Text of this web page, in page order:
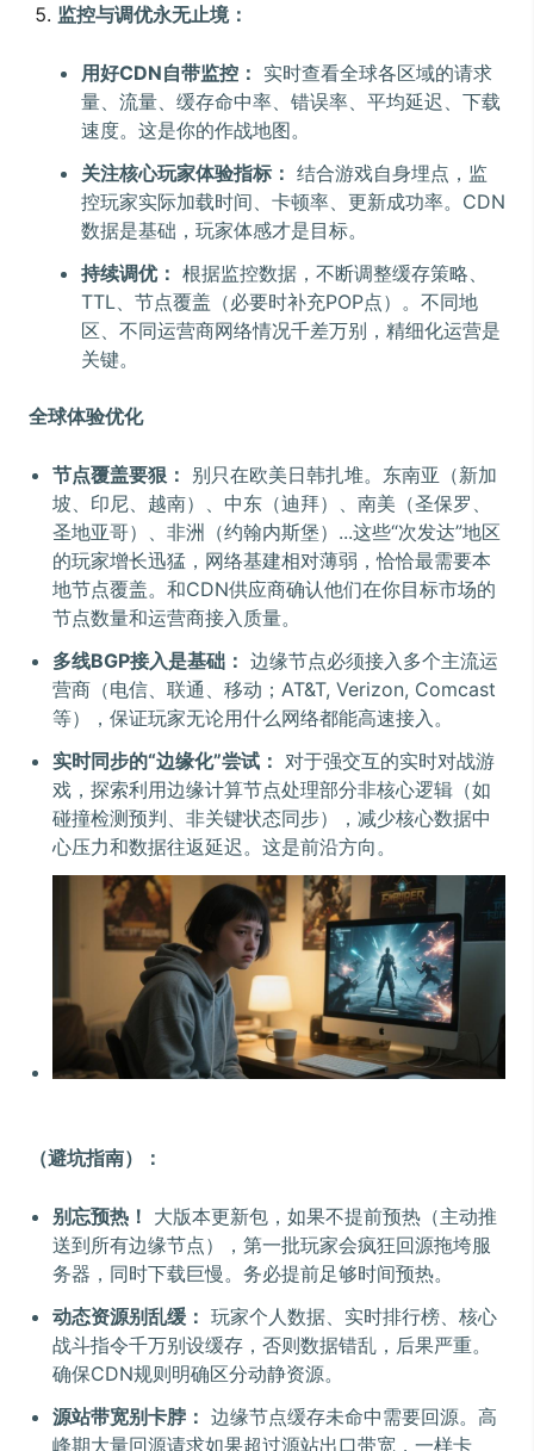
监控与调优永无止境：
用好CDN自带监控： 实时查看全球各区域的请求
量、流量、缓存命中率、错误率、平均延迟、下载
速度。这是你的作战地图。
关注核心玩家体验指标： 结合游戏自身埋点，监
控玩家实际加载时间、卡顿率、更新成功率。CDN
数据是基础，玩家体感才是目标。
持续调优： 根据监控数据，不断调整缓存策略、
TTL、节点覆盖（必要时补充POP点）。不同地
区、不同运营商网络情况千差万别，精细化运营是
关键。
全球体验优化
节点覆盖要狠： 别只在欧美日韩扎堆。东南亚（新加
坡、印尼、越南）、中东（迪拜）、南美（圣保罗、
圣地亚哥）、非洲（约翰内斯堡）...这些“次发达”地区
的玩家增长迅猛，网络基建相对薄弱，恰恰最需要本
地节点覆盖。和CDN供应商确认他们在你目标市场的
节点数量和运营商接入质量。
多线BGP接入是基础： 边缘节点必须接入多个主流运
营商（电信、联通、移动；AT&T, Verizon, Comcast
等），保证玩家无论用什么网络都能高速接入。
实时同步的“边缘化”尝试： 对于强交互的实时对战游
戏，探索利用边缘计算节点处理部分非核心逻辑（如
碰撞检测预判、非关键状态同步），减少核心数据中
心压力和数据往返延迟。这是前沿方向。
（避坑指南）：
别忘预热！ 大版本更新包，如果不提前预热（主动推
送到所有边缘节点），第一批玩家会疯狂回源拖垮服
务器，同时下载巨慢。务必提前足够时间预热。
动态资源别乱缓： 玩家个人数据、实时排行榜、核心
战斗指令千万别设缓存，否则数据错乱，后果严重。
确保CDN规则明确区分动静资源。
源站带宽别卡脖： 边缘节点缓存未命中需要回源。高
峰期大量回源请求如果超过源站出口带宽，一样卡